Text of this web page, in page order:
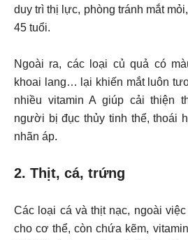
duy trì thị lực, phòng tránh mắt
45 tuổi.
Ngoài ra, các loại củ quả có
khoai lang… lại khiến mắt luôn
nhiều vitamin A giúp cải thiện
người bị đục thủy tinh thể, thoái
nhãn áp.
2. Thịt, cá, trứng
Các loại cá và thịt nạc, ngoài
cho cơ thể, còn chứa kẽm,